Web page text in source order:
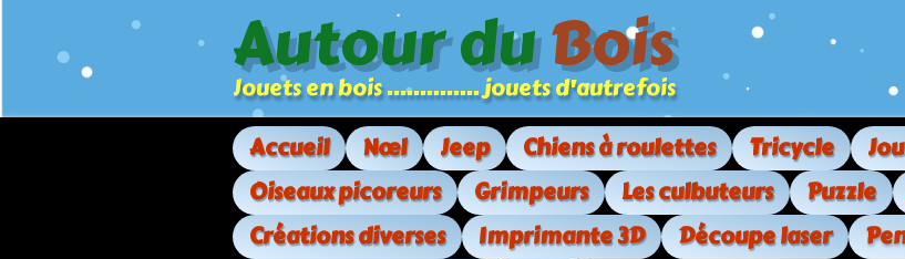
Autour duBois
Jouets en bois .............. jouets d'autrefois
Accueil
Nœl Jeep Chiens à roulettes Tricycle
Oiseaux picoreurs
Grimpeurs Les culbuteurs Puzzle
Créations diverses
Imprimante 3D Découpe laser